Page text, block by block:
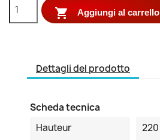
 Aggiungi al carrello
Dettagli del prodotto
Scheda tecnica
Hauteur
220